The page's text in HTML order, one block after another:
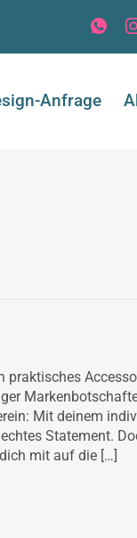
Anfrage
praktisches
Mit deinem
Statement.
mit auf die […]